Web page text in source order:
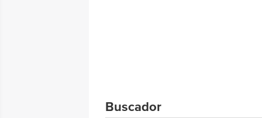
Buscador